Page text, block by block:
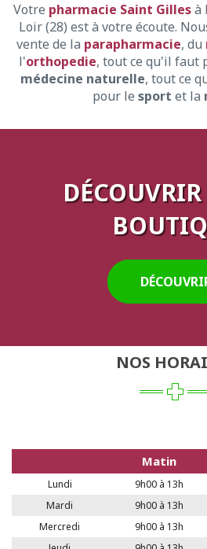
Votre pharmacie Saint Gillesà
Loir (28) est à votre écoute.
vente de la parapharmacie, du
l'orthopedie, tout ce qu'il faut
médecine naturelle, tout ce
pour le sport et la
NOS
Matin
Lundi 9h00 à 13h
Mardi
9h00 à 13h
Mercredi
9h00 à 13h